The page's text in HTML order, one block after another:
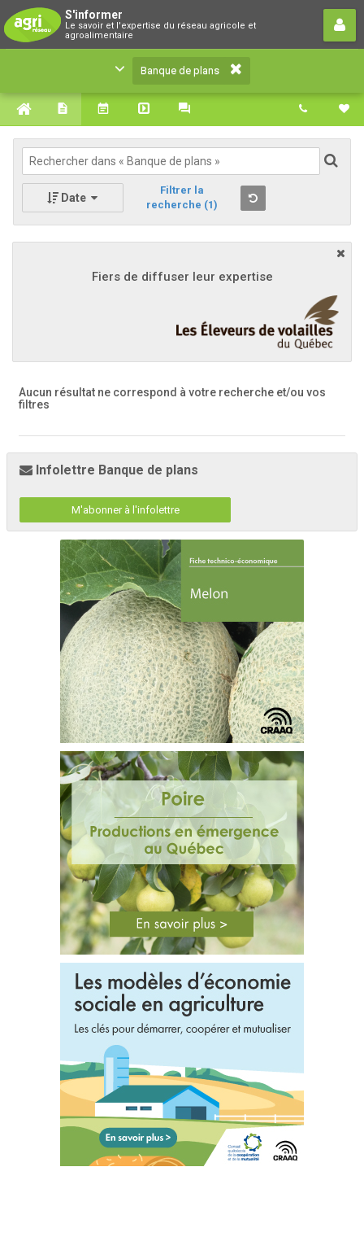
S'informer
Le savoir et l'expertise du réseau agricole et
agroalimentaire
Banque de plans
Le savoir et l'expertise du réseau agricole et
agroalimentaire
Banque de plans
Date
Filtrer la
recherche (1)
Fiers de diffuser leur expertise
Aucun résultat ne correspond à votre recherche et/ou vos
filtres
Infolettre Banque de plans
M'abonner à l'infolettre